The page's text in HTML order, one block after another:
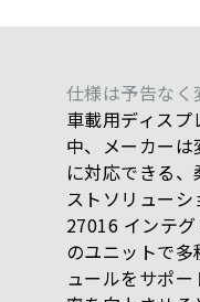
仕様は予告なく
車載用ディス
中、メーカー
に対応できる
ストソリューシ
27016 インテ
のユニットで
ュールをサポ